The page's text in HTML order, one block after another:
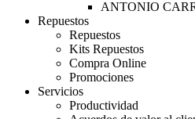
ANTONIO
Repuestos
Repuestos
Kits Repuestos
Compra Online
Promociones
Servicios
Productividad